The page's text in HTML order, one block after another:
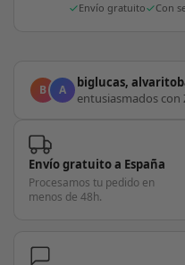
Envío gratuito Con
B A biglucas,
entusiasmados con
Envío gratuito a España
Procesamos tu pedido en
menos de 48h.